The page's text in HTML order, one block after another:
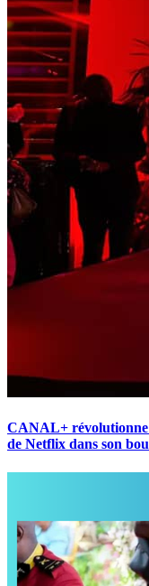
CANAL+ révolutionne
de Netflix dans son